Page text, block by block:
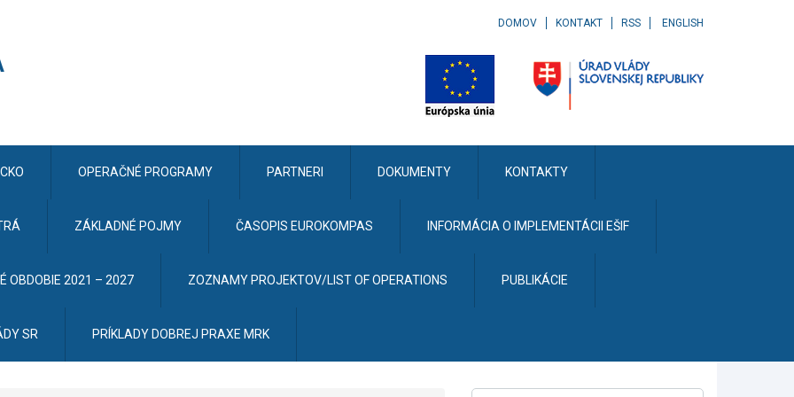
DOMOV KONTAKT RSS ENGLISH
CKO OPERAČNÉ PROGRAMY PARTNERI DOKUMENTY KONTAKTY
ZÁKLADNÉ POJMY ČASOPIS EUROKOMPAS INFORMÁCIA O IMPLEMENTÁCII EŠIF
OBDOBIE 2021 – 2027 ZOZNAMY PROJEKTOV/LIST OF OPERATIONS PUBLIKÁCIE
SR PRÍKLADY DOBREJ PRAXE MRK